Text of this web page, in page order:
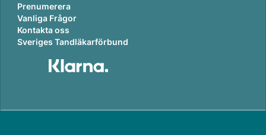
Prenumerera
Vanliga Frågor
Kontakta oss
Sveriges Tandläkarförbund